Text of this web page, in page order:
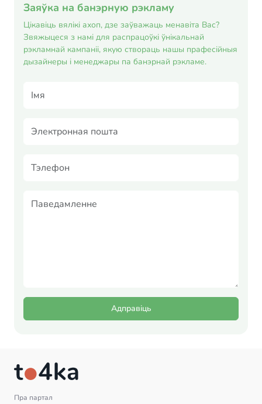
Заяўка на банэрную рэкламу
Цікавіць вялікі ахоп, дзе заўважаць менавіта Вас?
Звяжыцеся з намі для распрацоўкі ўнікальнай
рэкламнай кампаніі, якую створаць нашы прафесійныя
дызайнеры і менеджары па банэрнай рэкламе.
Адправіць
Пра партал